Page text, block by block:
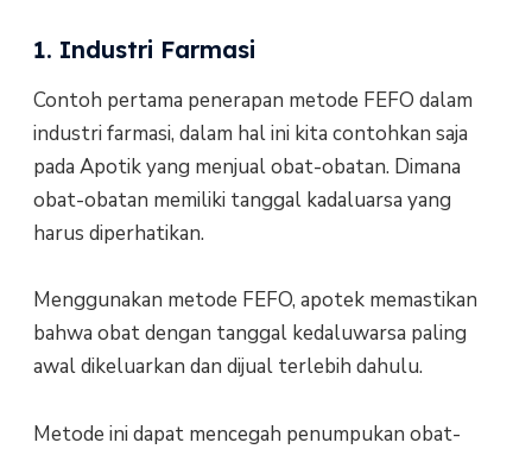
1. Industri Farmasi
Contoh pertama penerapan metode FEFO dalam
industri farmasi, dalam hal ini kita contohkan saja
pada Apotik yang menjual obat-obatan. Dimana
obat-obatan memiliki tanggal kadaluarsa yang
harus diperhatikan.
Menggunakan metode FEFO, apotek memastikan
bahwa obat dengan tanggal kedaluwarsa paling
awal dikeluarkan dan dijual terlebih dahulu.
Metode ini dapat mencegah penumpukan obat-